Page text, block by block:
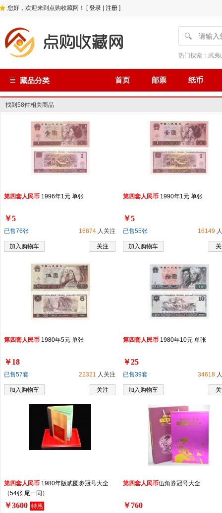
您好，欢迎来到点购收藏网！ [登录 注册 ]
🔍
热门搜索： 武夷
藏品分类 首页 邮票 纸币
找到58件相关商品
第四套人民币 1996年1元 单张
￥5
16874 人关注
已售76张
关注
加入购物车
第四套人民币 1990年1元 单张
￥5
16149
已售55张
加入购物车
第四套人民币 1980年5元 单张
￥18
22321 人关注
已售57套
关注
加入购物车
第四套人民币 1980年10元 单张
￥25
34618
已售39套
加入购物车
第四套人民币 1980年版贰圆劵冠号大全
（54张 尾一同）
￥3600 特惠
第四套人民币伍角券冠号大全
￥760